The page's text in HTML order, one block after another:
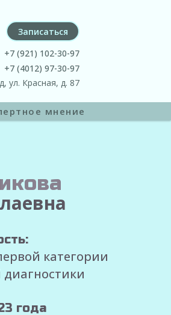
+7 (4012) 97-30-97
+7 (921) 102-30-97
ул. Красная, д. 87
Записаться
мнение
категории
диагностики
года